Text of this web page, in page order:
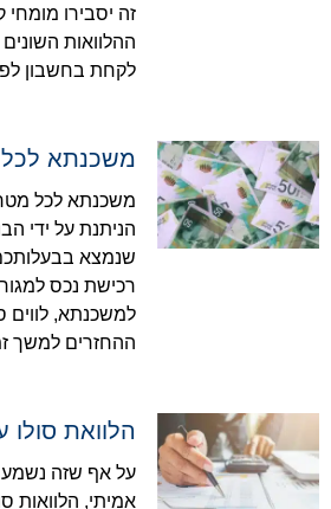
זה יסבירו מומחי
ההלוואות
לקחת בחשבון
משכנתא
משכנתא לכל
הניתנת על ידי
שנמצא
רכישת נכס
למשכנתא, לווים
ההחזרים למשך
הלוואת סולו
על אף שזה נשמע
אמיתי, הלוואות